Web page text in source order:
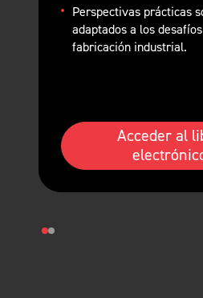
Perspectivas prácticas
adaptados a los
fabricación industrial.
Acceder al